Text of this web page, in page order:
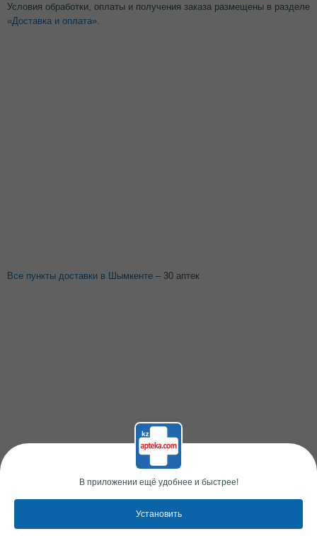
Условия обработки, оплаты и получения заказа размещены в разделе
«Доставка и оплата»
Все пункты доставки в Шымкенте – 30 аптек
В приложении ещё удобнее и быстрее!
Установить